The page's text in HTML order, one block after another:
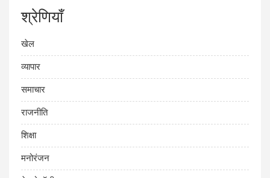
श्रेणियाँ
खेल
व्यापार
समाचार
राजनीति
शिक्षा
मनोरंजन